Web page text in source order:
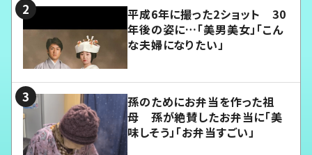
平成6年に撮った2ショット 30
年後の姿に…「美男美女」「こん
な夫婦になりたい」
孫のためにお弁当を作った祖
母 孫が絶賛したお弁当に「美
味しそう」「お弁当すごい」